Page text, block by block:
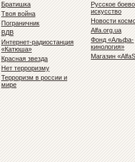
Братишка
Твоя война
Пограничник
ВДВ
Интернет-радиостанция
«Катюша»
Красная звезда
Нет терроризму
Терроризм в россии и
мире
Русское
искусство
Новости
Alfa.org.ua
Фонд «Альфа-
кинология»
Магазин